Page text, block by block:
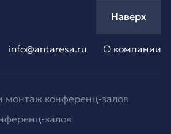
info@antaresa.ru О компании
Наверх
монтаж конференц-залов
залов